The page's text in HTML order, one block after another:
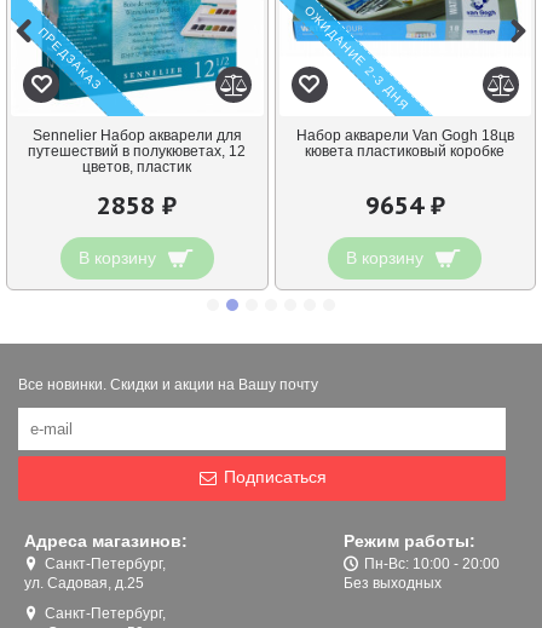
ПРЕДЗАКАЗ
Sennelier Набор акварели для
путешествий в полукюветах, 12
цветов, пластик
2858 ₽
В корзину
ОЖИДАНИЕ 2-3 ДНЯ
Набор акварели Van Gogh 18цв
кювета пластиковый коробке
9654 ₽
В корзину
Все новинки. Скидки и акции на Вашу почту
Подписаться
Адреса магазинов:
Санкт-Петербург,
ул. Садовая, д.25
Санкт-Петербург,
Режим работы:
Пн-Вс: 10:00 - 20:00
Без выходных